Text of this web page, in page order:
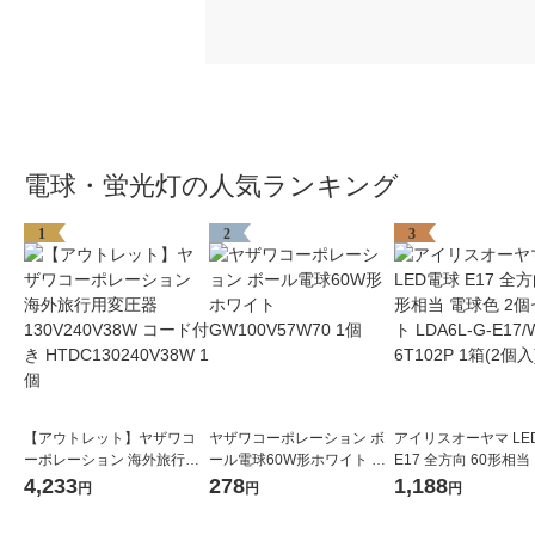
電球・蛍光灯の人気ランキング
1
【アウトレット】ヤザワコ
ーポレーション 海外旅行用
変圧器130V240V38W コー
4,233円
2
ヤザワコーポレーション ボ
ール電球60W形ホワイト G
W100V57W70 1個
278円
3
アイリスオーヤマ
E17 全方向 60形相当
2個セット LDA6L-G-
1,188円